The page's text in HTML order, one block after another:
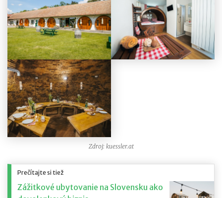
Zdroj: kuessler.at
Prečítajte si tiež
Zážitkové ubytovanie na Slovensku ako